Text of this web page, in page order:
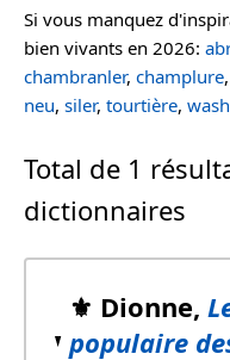
Si vous manquez
bien vivants en 2026:
chambranler, champlure,
neu, siler, tourtière,
Total de 1
dictionnaires
⚜️ Dionne,
populaire